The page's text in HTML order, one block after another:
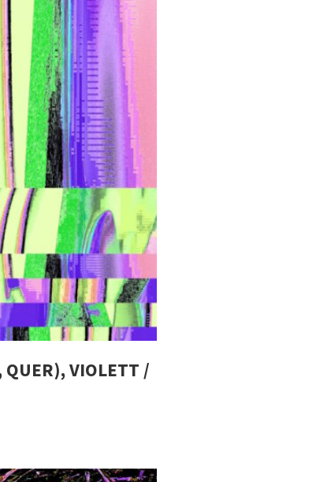
QUER), VIOLETT /